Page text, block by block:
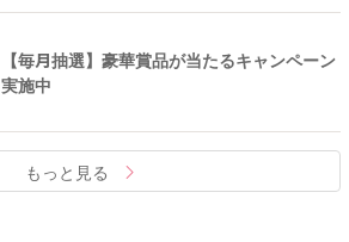
【毎月抽選】豪華賞品が当たるキャンペーン
実施中
もっと見る